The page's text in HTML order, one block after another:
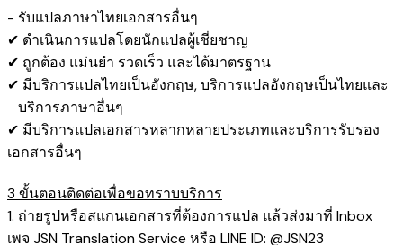
- รับแปลภาษาไทยเอกสารอื่นๆ
✔ ดำเนินการแปลโดยนักแปลผู้เชี่ยชาญ
✔ ถูกต้อง แม่นยำ รวดเร็ว และได้มาตรฐาน
✔ มีบริการแปลไทยเป็นอังกฤษ, บริการแปลอังกฤษเป็นไทยและ
บริการภาษาอื่นๆ
✔ มีบริการแปลเอกสารหลากหลายประเภทและบริการรับรอง​
เอกสารอื่นๆ
3 ขั้นตอนติดต่อเพื่อขอทราบบริการ
1. ถ่ายรูปหรือสแกนเอกสารที่ต้องการแปล แล้วส่งมาที่ Inbox
เพจ JSN Translation Service หรือ LINE ID: @JSN23